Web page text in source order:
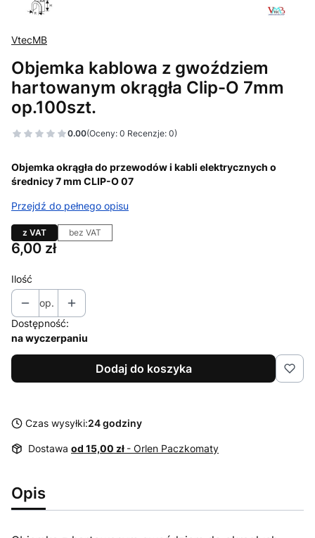
VtecMB
Objemka kablowa z gwoździem
hartowanym okrągła Clip-O 7mm
op.100szt.
0.00(Oceny: 0 Recenzje: 0)
Objemka okrągła do przewodów i kabli elektrycznych o
średnicy 7 mm CLIP-O 07
Przejdź do pełnego opisu
z VAT bez VAT
Cena
6,00 zł
Ilość
op.
Dostępność:
na wyczerpaniu
Dodaj do koszyka
Czas wysyłki:24 godziny
Dostawa od 15,00 zł - Orlen Paczkomaty
Opis